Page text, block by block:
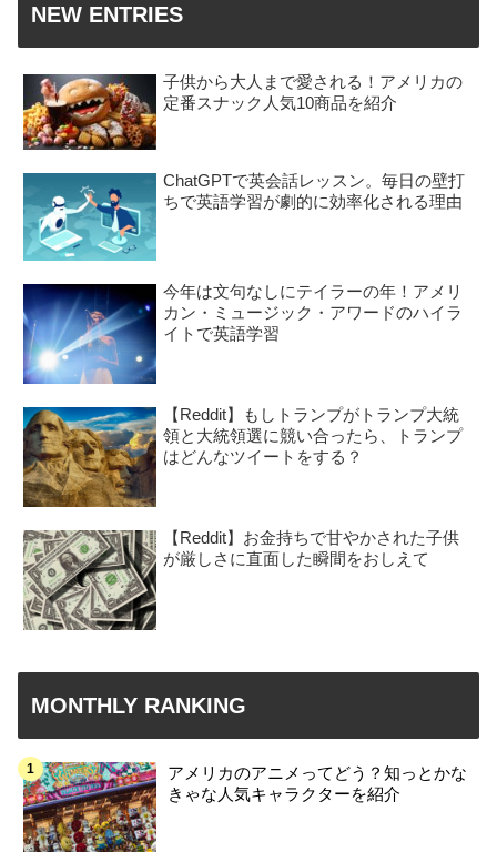
NEW ENTRIES
子供から大人まで愛される！アメリカの
定番スナック人気10商品を紹介
ChatGPTで英会話レッスン。毎日の壁打
ちで英語学習が劇的に効率化される理由
今年は文句なしにテイラーの年！アメリ
カン・ミュージック・アワードのハイラ
イトで英語学習
【Reddit】もしトランプがトランプ大統
領と大統領選に競い合ったら、トランプ
はどんなツイートをする？
【Reddit】お金持ちで甘やかされた子供
が厳しさに直面した瞬間をおしえて
MONTHLY RANKING
アメリカのアニメってどう？知っとかな
きゃな人気キャラクターを紹介